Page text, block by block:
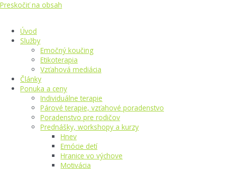
Preskočiť na obsah
Úvod
Služby
Emočný koučing
Etikoterapia
Vzťahová mediácia
Články
Ponuka a ceny
Individuálne terapie
Párové terapie, vzťahové poradenstvo
Poradenstvo pre rodičov
Prednášky, workshopy a kurzy
Hnev
Emócie detí
Hranice vo výchove
Motivácia